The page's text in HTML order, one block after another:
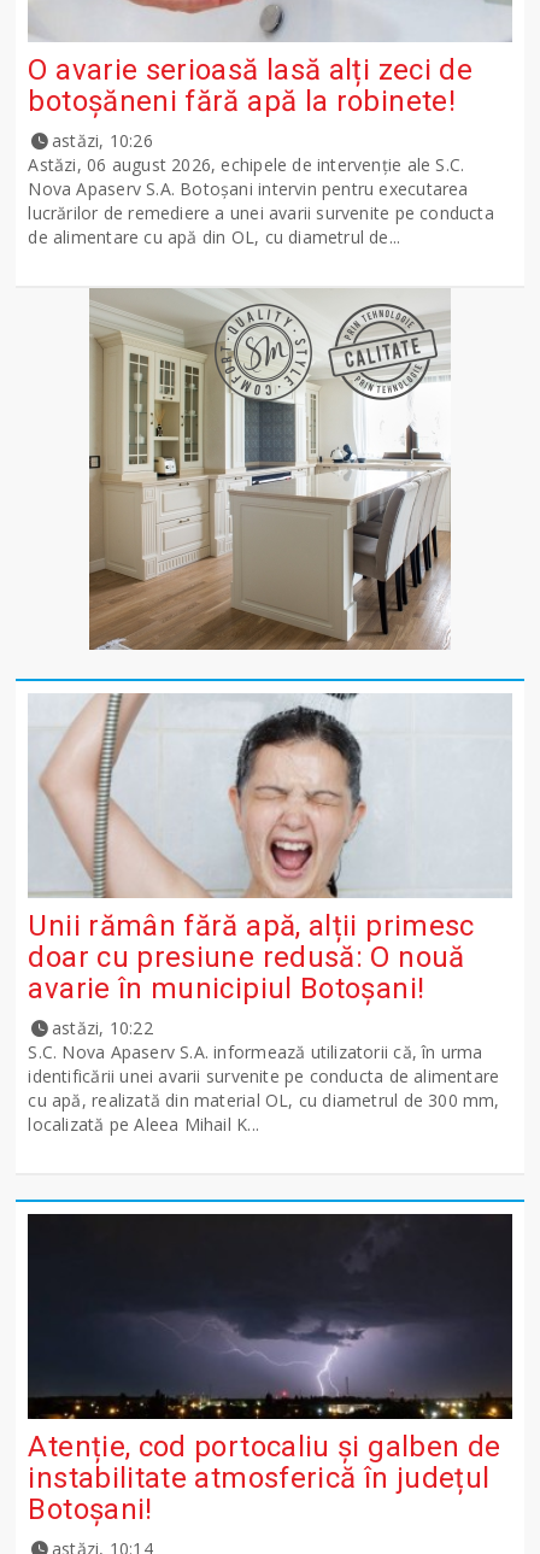
O avarie serioasă lasă alți zeci de
botoșăneni fără apă la robinete!
astăzi, 10:26
Astăzi, 06 august 2026, echipele de intervenție ale S.C.
Nova Apaserv S.A. Botoșani intervin pentru executarea
lucrărilor de remediere a unei avarii survenite pe conducta
de alimentare cu apă din OL, cu diametrul de...
Unii rămân fără apă, alții primesc
doar cu presiune redusă: O nouă
avarie în municipiul Botoșani!
astăzi, 10:22
S.C. Nova Apaserv S.A. informează utilizatorii că, în urma
identificării unei avarii survenite pe conducta de alimentare
cu apă, realizată din material OL, cu diametrul de 300 mm,
localizată pe Aleea Mihail K...
Atenție, cod portocaliu și galben de
instabilitate atmosferică în județul
Botoșani!
astăzi, 10:14